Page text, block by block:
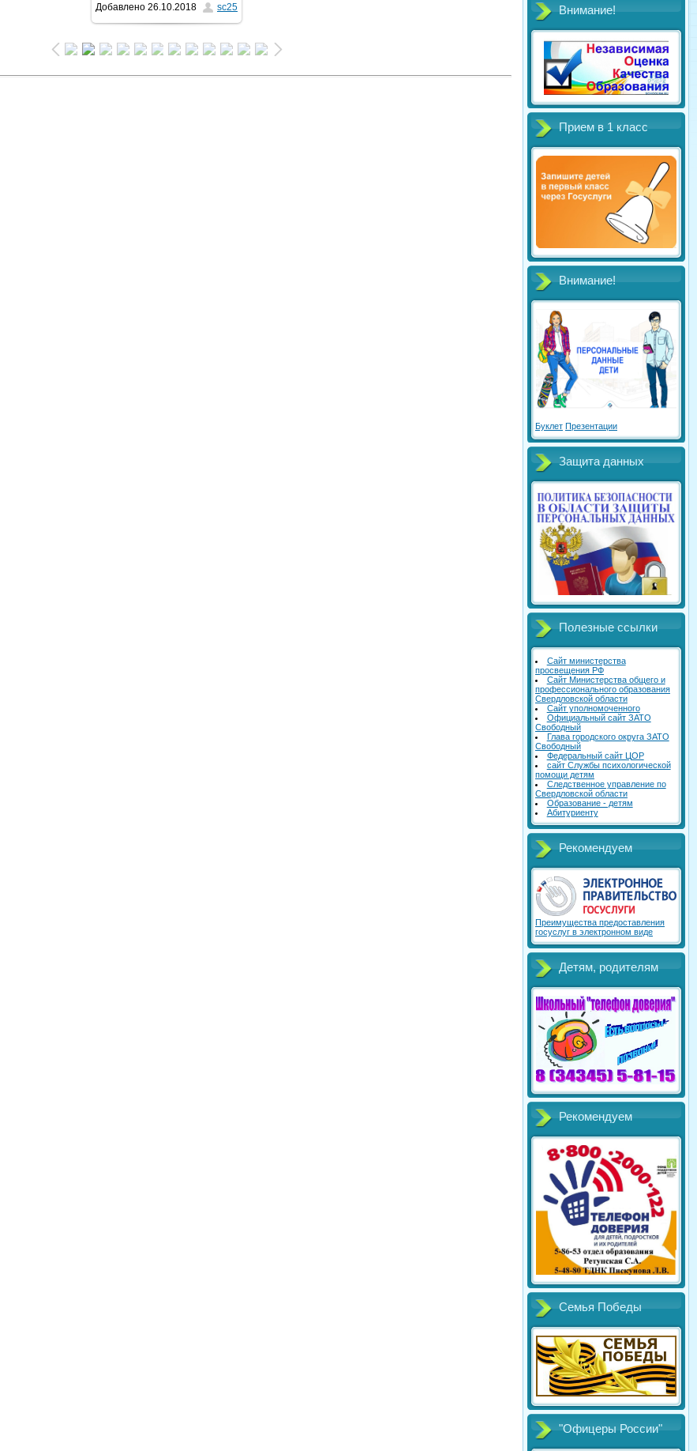
1024x683/ 112.8Kb
Добавлено 26.10.2018 sc25 Внимание!
Прием в 1 класс
Внимание!
Буклет Презентации
Защита данных
Полезные ссылки
Сайт министерства
просвещения РФ
Сайт Министерства общего и
профессионального образования
Свердловской области
Сайт уполномоченного
Официальный сайт ЗАТО
Свободный
Глава городского округа ЗАТО
Свободный
Федеральный сайт ЦОР
сайт Службы психологической
помощи детям
Следственное управление по
Свердловской области
Образование - детям
Абитуриенту
Рекомендуем
Преимущества предоставления
госуслуг в электронном виде
Детям, родителям
Рекомендуем
Семья Победы
"Офицеры России"